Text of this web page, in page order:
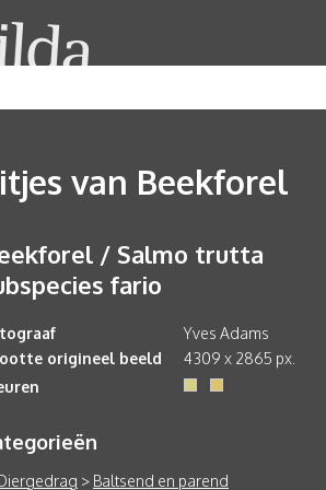
van Beekforel
/ Salmo trutta
fario
Yves Adams
origineel beeld
4309 x 2865 px.
> Baltsend en parend